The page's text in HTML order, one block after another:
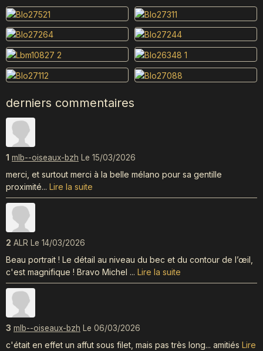
derniers commentaires
1 mlb--oiseaux-bzh Le 15/03/2026
merci, et surtout merci à la belle mélano pour sa gentille
proximité... Lire la suite
2 ALR Le 14/03/2026
Beau portrait ! Le détail au niveau du bec et du contour de l’œil,
c'est magnifique ! Bravo Michel ... Lire la suite
3 mlb--oiseaux-bzh Le 06/03/2026
c'était en effet un affut sous filet, mais pas très long... amitiés Lire